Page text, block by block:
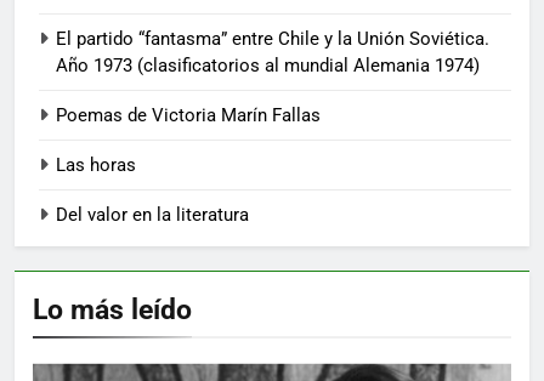
El partido “fantasma” entre Chile y la Unión Soviética.
Año 1973 (clasificatorios al mundial Alemania 1974)
Poemas de Victoria Marín Fallas
Las horas
Del valor en la literatura
Lo más leído